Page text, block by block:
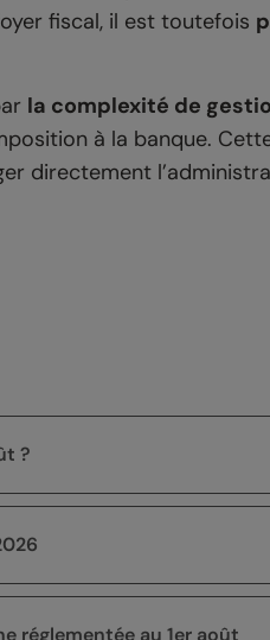
fiscal, il est toutefois
la complexité de
à la banque.
directement
?
réglementée au 1er août